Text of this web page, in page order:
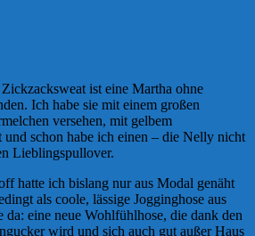
ist eine Martha ohne
Ich habe sie mit einem großen
versehen, mit gelbem
schon habe ich einen – die Nelly nicht
Lieblingspullover.
hatte ich bislang nur aus Modal genäht
als coole, lässige Jogginghose aus
da: eine neue Wohlfühlhose, die dank den
wird und sich auch gut außer Haus